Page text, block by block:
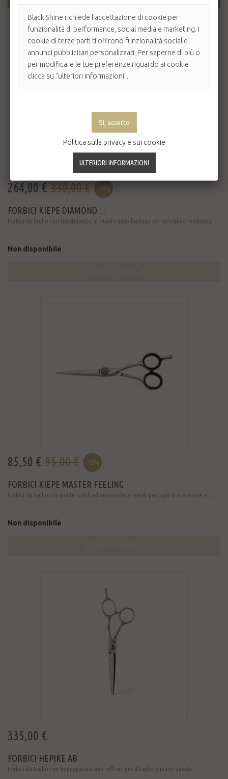
264,00 € 330,00 € -20%
FORBICI KIEPE DIAMOND ...
Forbici da taglio con rivestimento al titanio nero fantasia per un'ottima resistenza ...
Non disponibile
85,50 € 95,00 € -10%
FORBICI KIEPE MASTER FEELING
Forbici da taglio con punte sottili ed arrotondate. Ideali per tagli di precisione e ...
Non disponibile
335,00 €
FORBICI HEPIKE AB
Forbici da taglio con impugnatura semi off-set per il taglio a mano aperta.
Black Shine richiede l'accettazione di cookie per
funzionalità di performance, social media e marketing. I
cookie di terze parti ti offrono funzionalità social e
annunci pubblicitari personalizzati. Per saperne di più o
per modificare le tue preferenze riguardo ai cookie
clicca su "ulteriori informazioni".
Politica sulla privacy e sui cookie